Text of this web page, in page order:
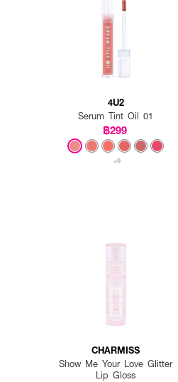
4U2
Serum Tint Oil 01
฿299
+9
CHARMISS
Show Me Your Love Glitter
Lip Gloss